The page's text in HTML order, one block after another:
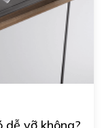
dễ vỡ không?